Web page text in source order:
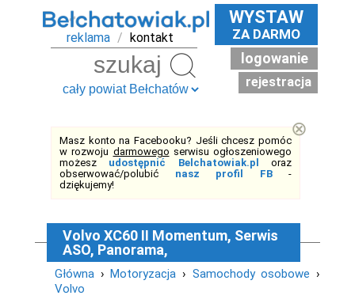
reklama / kontakt
WYSTAW
ZA DARMO
logowanie
rejestracja
Masz konto na Facebooku? Jeśli chcesz pomóc
w rozwoju darmowego serwisu ogłoszeniowego
możesz udostępnić Belchatowiak.pl
oraz
obserwować/polubić nasz profil FB-
dziękujemy!
⊗
Volvo XC60 II Momentum, Serwis
ASO, Panorama,
Główna ›Motoryzacja › Samochody osobowe ›
Volvo